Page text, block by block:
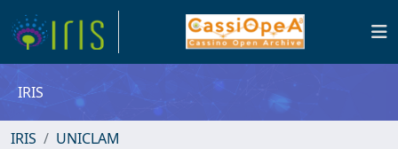
IRIS
IRIS
UNICLAM